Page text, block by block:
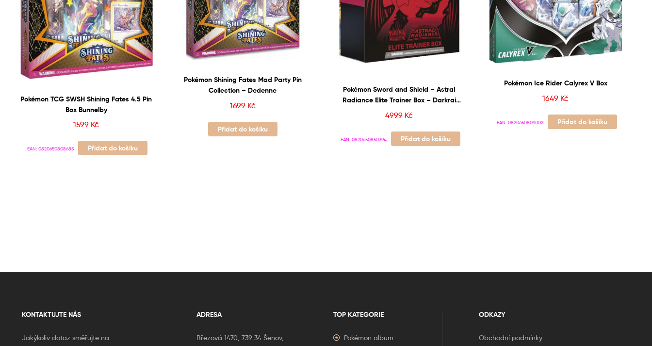
Pokémon TCG SWSH Shining Fates 4.5 Pin
Box Bunnelby
1599 Kč
EAN:0820650808685 Přidat do košíku
Pokémon Shining Fates Mad Party Pin
Collection – Dedenne
1699 Kč
Přidat do košíku
Pokémon Sword and Shield – Astral
Radiance Elite Trainer Box – Darkrai
VSTAR
4999 Kč
EAN: 0820650850394 Přidat do košíku
Pokémon Ice Rider Calyrex V Box
1649 Kč
EAN: 0820650809002 Přidat do košíku
KONTAKTUJTE NÁS
Jakýkoliv dotaz směřujte na
ADRESA
Březová 1470, 739 34 Šenov,
TOP KATEGORIE
Pokémon album
ODKAZY
Obchodní podmínky